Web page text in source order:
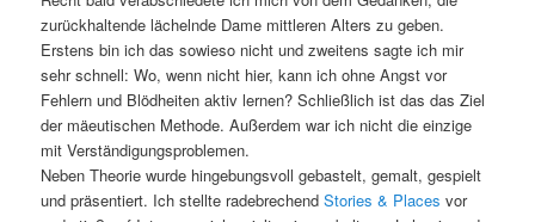
zurückhaltende lächelnde Dame mittleren Alters zu geben.
Erstens bin ich das sowieso nicht und zweitens sagte ich mir
sehr schnell: Wo, wenn nicht hier, kann ich ohne Angst vor
Fehlern und Blödheiten aktiv lernen? Schließlich ist das das Ziel
der mäeutischen Methode. Außerdem war ich nicht die einzige
mit Verständigungsproblemen.
Neben Theorie wurde hingebungsvoll gebastelt, gemalt, gespielt
und präsentiert. Ich stellte radebrechendStories & Places vor